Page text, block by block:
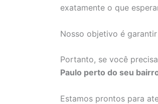
exatamente o que
Nosso objetivo é
Portanto, se você
Paulo perto do seu
Estamos prontos para